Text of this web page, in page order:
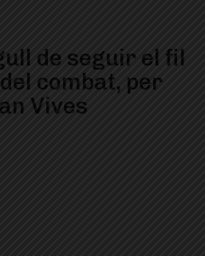
de seguir el fil
combat, per
Vives